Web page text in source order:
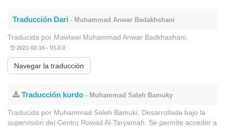
Traducción Dari - Muhammad Anwar Badakhshani
Traducida por Mawlawi Muhammad Anwar Badkhashani.
2021-02-16 - V1.0.0
Navegar la traducción
Traducción kurdo - Muhammad Saleh Bamuky
Traducida por Muhammad Saleh Bamuki. Desarrollada bajo la
supervisión del Centro Rowad Al-Taryamah. Se permite acceder a